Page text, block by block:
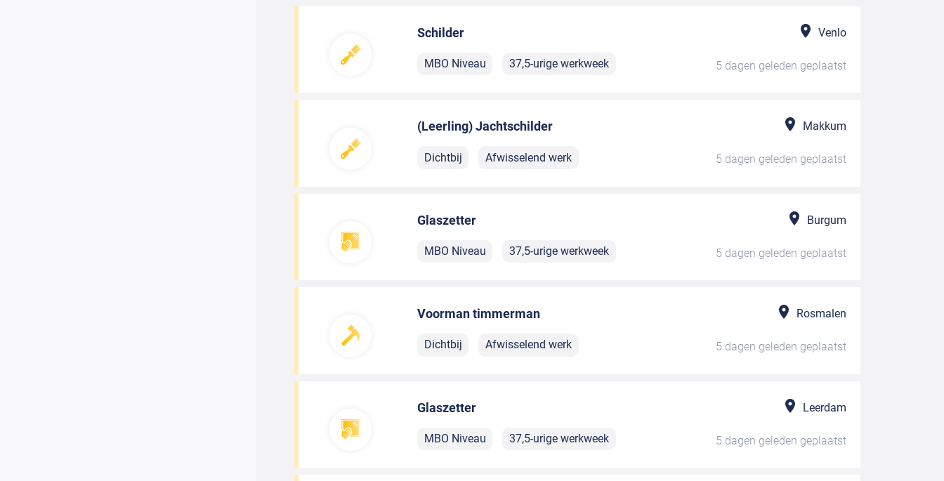
Schilder Venlo
MBO Niveau 37,5-urige werkweek 5 dagen geleden geplaatst
(Leerling) Jachtschilder Makkum
Dichtbij Afwisselend werk 5 dagen geleden geplaatst
Glaszetter Burgum
MBO Niveau 37,5-urige werkweek 5 dagen geleden geplaatst
Voorman timmerman Rosmalen
Dichtbij Afwisselend werk 5 dagen geleden geplaatst
Glaszetter Leerdam
MBO Niveau 37,5-urige werkweek 5 dagen geleden geplaatst